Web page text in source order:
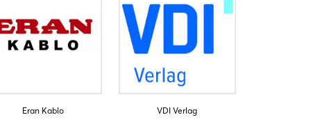
Eran Kablo VDI Verlag